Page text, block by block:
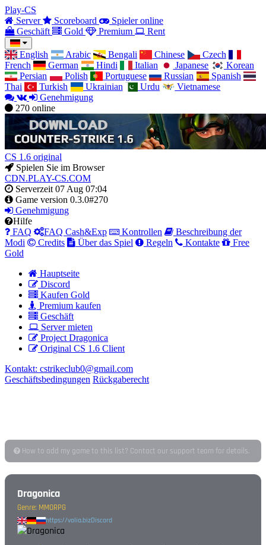
Play-CS
Server
Scoreboard
Spieler online
Geschäft
Gold Premium Rent
English Arabic Bengali Chinese
Czech
French
German Hindi Italian Japanese
Korean
Persian
Polish Portuguese Russian
Spanish
Thai
Turkish Ukrainian Urdu
Vietnamese
Genehmigung
270 online
CS 1.6 original
Spielen Sie im Browser
CDN.PLAY-CS.COM
Serverzeit 07 Aug 07:04
Game version 0.3.0#270
Genehmigung
Hilfe
FAQ
FAQ Cash&Exp Kontrollen
Beschreibung der
Modi
Credits Über das Spiel Regeln Kontakte
Free
Gold
Hauptseite
Discord
Kaufen Gold
Premium kaufen
Geschäft
Server mieten
Project Dragonica
Original CS 1.6 Client
Kontakt: cstrikeclub0@gmail.com
Geschäftsbedingungen Rückgaberecht
How to add my game to this list? Contact our support team for details.
Dragonica
Genre: MMORPG
https://volia.bizDiscord